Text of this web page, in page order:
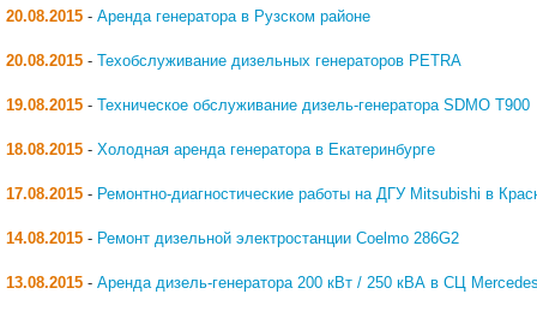
20.08.2015 - Аренда генератора в Рузском районе
20.08.2015 - Техобслуживание дизельных генераторов PETRA
19.08.2015 - Техническое обслуживание дизель-генератора SDMO T900
18.08.2015 - Холодная аренда генератора в Екатеринбурге
17.08.2015 - Ремонтно-диагностические работы на ДГУ Mitsubishi в
14.08.2015 - Ремонт дизельной электростанции Coelmo 286G2
13.08.2015 - Аренда дизель-генератора 200 кВт / 250 кВА в СЦ